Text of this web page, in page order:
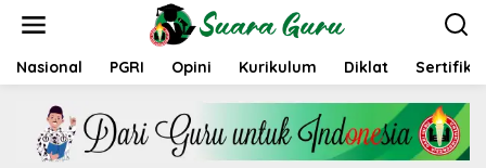
t
Nasional PGRI Opini Kurikulum Diklat